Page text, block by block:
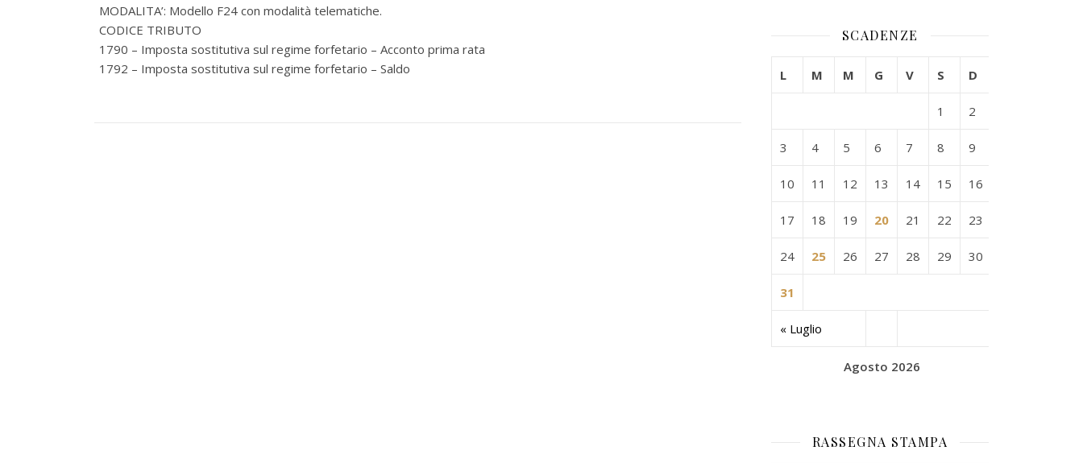
MODALITA’: Modello F24 con modalità telematiche.
CODICE TRIBUTO
1790 – Imposta sostitutiva sul regime forfetario – Acconto prima rata
1792 – Imposta sostitutiva sul regime forfetario – Saldo
SCADENZE
Agosto 2026
L M M G V S D
« Luglio
1 2
3 4 5 6 7 8 9
10 11 12 13 14 15 16
17 18 19 20 21 22 23
24 25 26 27 28 29 30
31
RASSEGNA STAMPA